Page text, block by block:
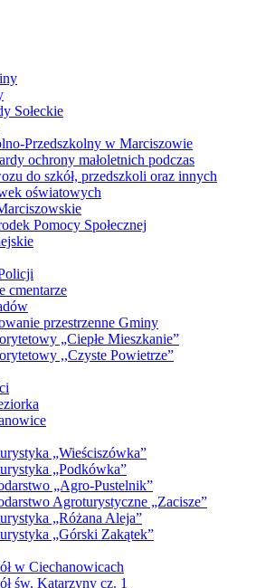
Sołeckie
Przedszkolny w Marciszowie
ochrony małoletnich podczas
do szkół, przedszkoli oraz innych
oświatowych
Pomocy Społecznej
cmentarze
przestrzenne Gminy
„Ciepłe Mieszkanie”
,,Czyste Powietrze”
„Wieściszówka”
„Podkówka”
„Agro-Pustelnik”
Agroturystyczne „Zacisze”
„Różana Aleja”
„Górski Zakątek”
w Ciechanowicach
św. Katarzyny cz. 1